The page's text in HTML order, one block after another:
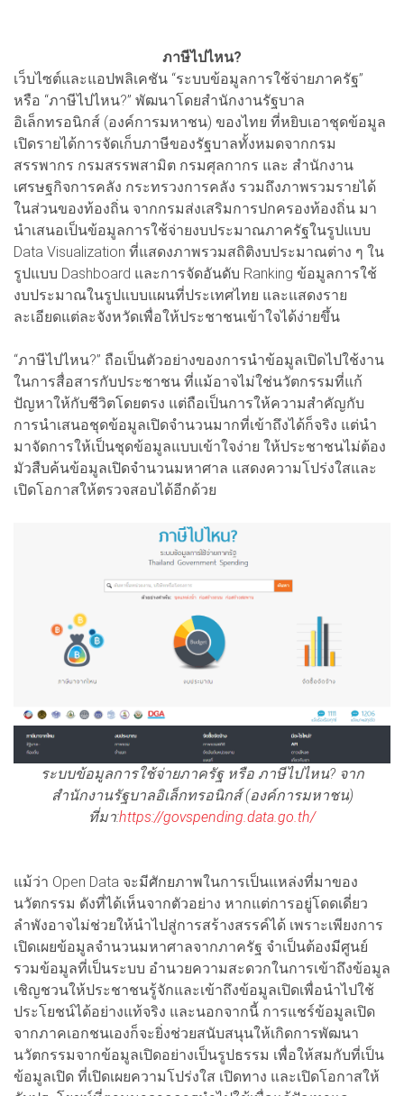
ภาษีไปไหน?
เว็บไซต์และแอปพลิเคชัน “ระบบข้อมูลการใช้จ่ายภาครัฐ”
หรือ “ภาษีไปไหน?” พัฒนาโดยสำนักงานรัฐบาล
อิเล็กทรอนิกส์ (องค์การมหาชน) ของไทย ที่หยิบเอาชุดข้อมูล
เปิดรายได้การจัดเก็บภาษีของรัฐบาลทั้งหมดจากกรม
สรรพากร กรมสรรพสามิต กรมศุลกากร และ สำนักงาน
เศรษฐกิจการคลัง กระทรวงการคลัง รวมถึงภาพรวมรายได้
ในส่วนของท้องถิ่น จากกรมส่งเสริมการปกครองท้องถิ่น มา
นำเสนอเป็นข้อมูลการใช้จ่ายงบประมาณภาครัฐในรูปแบบ
Data Visualization ที่แสดงภาพรวมสถิติงบประมาณต่าง ๆ ใน
รูปแบบ Dashboard และการจัดอันดับ Ranking ข้อมูลการใช้
งบประมาณในรูปแบบแผนที่ประเทศไทย และแสดงราย
ละเอียดแต่ละจังหวัดเพื่อให้ประชาชนเข้าใจได้ง่ายขึ้น
“ภาษีไปไหน?” ถือเป็นตัวอย่างของการนำข้อมูลเปิดไปใช้งาน
ในการสื่อสารกับประชาชน ที่แม้อาจไม่ใช่นวัตกรรมที่แก้
ปัญหาให้กับชีวิตโดยตรง แต่ถือเป็นการให้ความสำคัญกับ
การนำเสนอชุดข้อมูลเปิดจำนวนมากที่เข้าถึงได้ก็จริง แต่นำ
มาจัดการให้เป็นชุดข้อมูลแบบเข้าใจง่าย ให้ประชาชนไม่ต้อง
มัวสืบค้นข้อมูลเปิดจำนวนมหาศาล แสดงความโปร่งใสและ
เปิดโอกาสให้ตรวจสอบได้อีกด้วย
ระบบข้อมูลการใช้จ่ายภาครัฐ หรือ ภาษีไปไหน? จาก
สำนักงานรัฐบาลอิเล็กทรอนิกส์ (องค์การมหาชน)
ที่มา:https://govspending.data.go.th/
แม้ว่า Open Data จะมีศักยภาพในการเป็นแหล่งที่มาของ
นวัตกรรม ดังที่ได้เห็นจากตัวอย่าง หากแต่การอยู่โดดเดี่ยว
ลำพังอาจไม่ช่วยให้นำไปสู่การสร้างสรรค์ได้ เพราะเพียงการ
เปิดเผยข้อมูลจำนวนมหาศาลจากภาครัฐ จำเป็นต้องมีศูนย์
รวมข้อมูลที่เป็นระบบ อำนวยความสะดวกในการเข้าถึงข้อมูล
เชิญชวนให้ประชาชนรู้จักและเข้าถึงข้อมูลเปิดเพื่อนำไปใช้
ประโยชน์ได้อย่างแท้จริง และนอกจากนี้ การแชร์ข้อมูลเปิด
จากภาคเอกชนเองก็จะยิ่งช่วยสนับสนุนให้เกิดการพัฒนา
นวัตกรรมจากข้อมูลเปิดอย่างเป็นรูปธรรม เพื่อให้สมกับที่เป็น
ข้อมูลเปิด ที่เปิดเผยความโปร่งใส เปิดทาง และเปิดโอกาสให้